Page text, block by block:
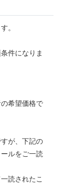
。
件になりま
希望価格で
が、下記の
ルをご一読
読されたこ